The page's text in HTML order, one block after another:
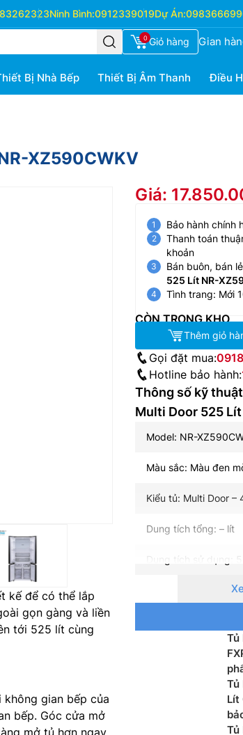
Ninh Bình:0912339019Dự Án:
0 Giỏ hàng Gian
Bị Nhà Bếp Thiết Bị Âm Thanh Điều
XZ590CWKV
kế để có thể lắp
gọn gàng và liền
tới 525 lít cùng
gian bếp của
bếp. Góc cửa mở
mở tủ hơn ngay
Giá:
Bảo hành chính
Thanh toán
khoản
Bán buôn, bán lẻ
525 Lít NR-
Tình trang: Mới
CÒN TRONG KHO
Thêm giỏ
Gọi đặt mua:
Hotline bảo hành:
Thông số kỹ
Multi Door 525
Model: NR-
Màu sắc: Màu đen
Kiểu tủ: Multi Door –
Dung tích tổng: – lít
Dung tích sử dụng:
Dung tích năng đá:
Dung tích năng
Công nghệ
Công suất tiêu thụ
Lấy nước bên ngoài:
Tủ
Tủ
Lít
Tủ